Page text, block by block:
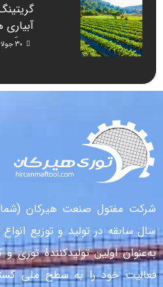
30 جولای 2026
سال سابقه در تولید و توزیع
به‌عنوان اولین تولیدکنندهٔ
فعالیت خود را به سطح ملی